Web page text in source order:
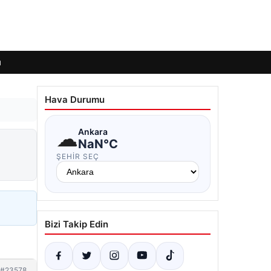
Hava Durumu
☁Ankara
NaN°C
ŞEHIR SEÇ
Bizi Takip Edin